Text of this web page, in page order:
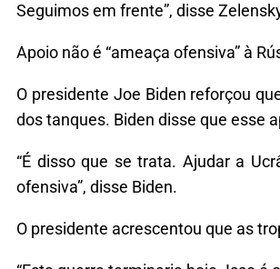
Seguimos em frente”, disse
Apoio não é “ameaça ofensiva” à
O presidente Joe Biden reforçou
dos tanques. Biden disse que esse
“É disso que se trata. Ajudar a
ofensiva”, disse Biden.
O presidente acrescentou que as